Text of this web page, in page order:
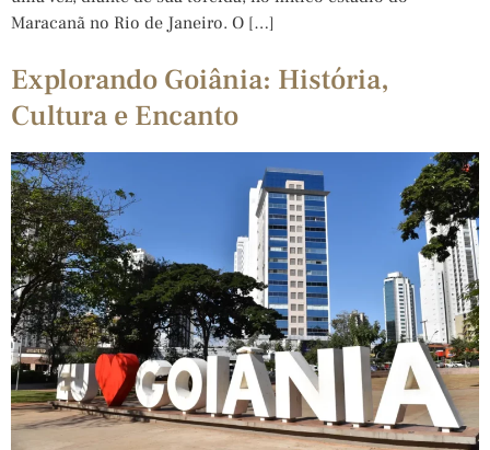
Maracanã no Rio de Janeiro. O […]
Explorando Goiânia: História,
Cultura e Encanto